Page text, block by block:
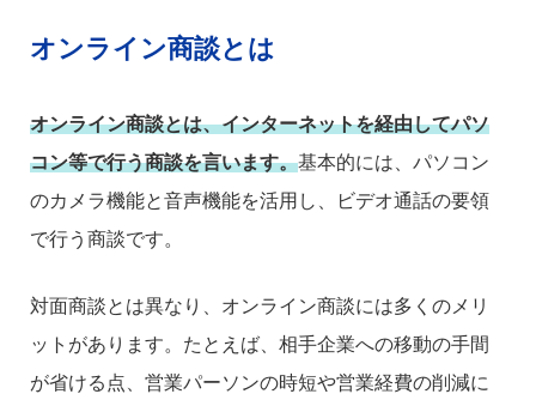
オンライン商談とは
オンライン商談とは、インターネットを経由してパソ
コン等で行う商談を言います。基本的には、パソコン
のカメラ機能と音声機能を活用し、ビデオ通話の要領
で行う商談です。
対面商談とは異なり、オンライン商談には多くのメリ
ットがあります。たとえば、相手企業への移動の手間
が省ける点、営業パーソンの時短や営業経費の削減に